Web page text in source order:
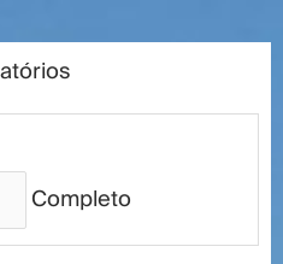
Completo